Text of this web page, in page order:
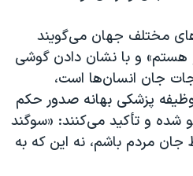
مختلف جهان می‌گویند
هستم» و با نشان دادن گوشی
جان انسان‌ها است،
پزشکی بهانه صدور حکم
شده و تأکید می‌کنند: «سوگند
جان مردم باشم، نه این که به